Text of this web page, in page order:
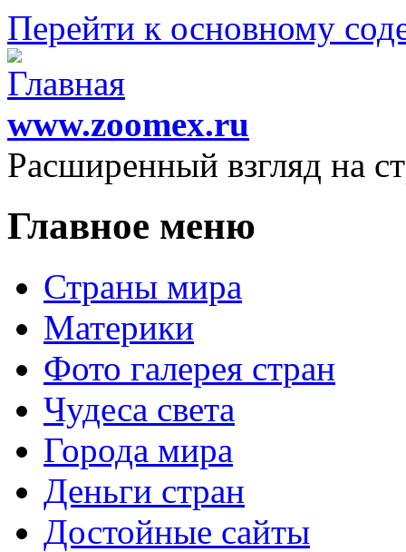
Перейти к основному
www.zoomex.ru
Расширенный взгляд на
Главное меню
Страны мира
Материки
Фото галерея стран
Чудеса света
Города мира
Деньги стран
Достойные сайты